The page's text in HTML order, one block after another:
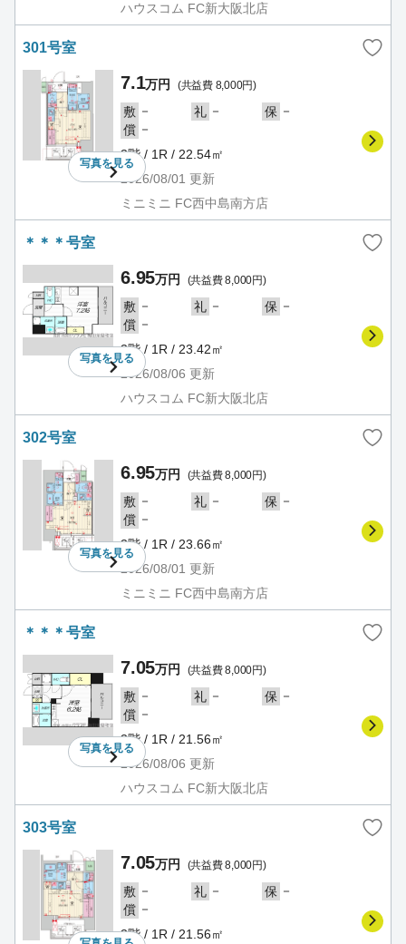
ハウスコム FC新大阪北店
301号室
写真を見る
7.1万円 (共益費 8,000円)
敷 － 礼 － 保 －
償 －
3階 / 1R / 22.54㎡
2026/08/01 更新
ミニミニ FC西中島南方店
＊＊＊号室
写真を見る
6.95万円 (共益費 8,000円)
敷 － 礼 － 保 －
償 －
3階 / 1R / 23.42㎡
2026/08/06 更新
ハウスコム FC新大阪北店
302号室
写真を見る
6.95万円 (共益費 8,000円)
敷 － 礼 － 保 －
償 －
3階 / 1R / 23.66㎡
2026/08/01 更新
ミニミニ FC西中島南方店
＊＊＊号室
写真を見る
7.05万円 (共益費 8,000円)
敷 － 礼 － 保 －
償 －
3階 / 1R / 21.56㎡
2026/08/06 更新
ハウスコム FC新大阪北店
303号室
7.05万円 (共益費 8,000円)
敷 － 礼 － 保 －
償 －
3階 / 1R / 21.56㎡